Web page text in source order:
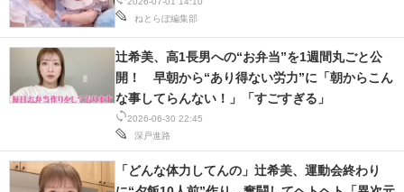
ねとらぼ編集部
2026-06-30 22:45
深戸進路
辻希美、高1長男への“お弁当”を1週間丸ごと公
開！ 早朝から“あり得ない労力”に「朝からこん
な事してらんない！」「すごすぎる」
「どんな体力してんの」辻希美、運動会終わり